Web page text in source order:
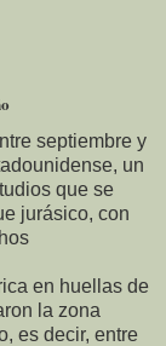
septiembre y
un
que se
jurásico, con
en huellas de
la zona
es decir, entre